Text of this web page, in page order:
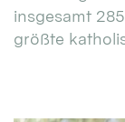
insgesamt
größte